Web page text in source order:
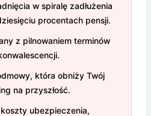
w spiralę zadłużenia
procentach pensji.
z pilnowaniem terminów
która obniży Twój
na przyszłość.
ubezpieczenia,